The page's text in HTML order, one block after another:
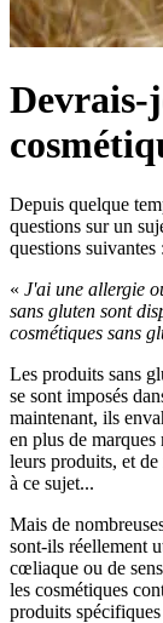
Devrais-
Depuis quelque
questions sur un
questions suivantes :
« J'ai une allergie
sans gluten sont
cosmétiques sans
Les produits sans
se sont imposés
maintenant, ils
en plus de marques
leurs produits, et
à ce sujet...
Mais de
sont-ils réellement
cœliaque ou de
les cosmétiques
produits